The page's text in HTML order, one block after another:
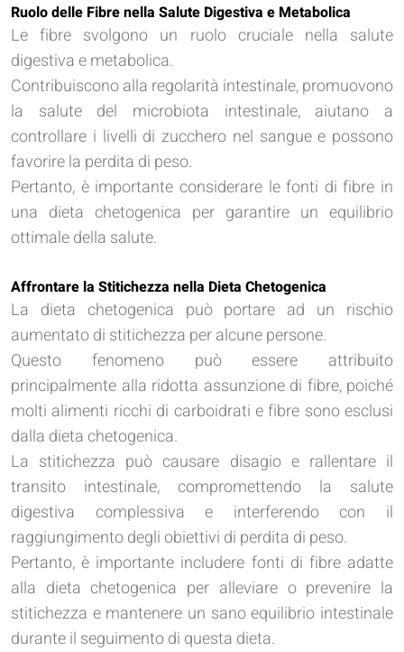
Ruolo delle Fibre nella Salute Digestiva e Metabolica
Le fibre svolgono un ruolo cruciale nella salute
digestiva e metabolica.
Contribuiscono alla regolarità intestinale, promuovono
la salute del microbiota intestinale, aiutano a
controllare i livelli di zucchero nel sangue e possono
favorire la perdita di peso.
Pertanto, è importante considerare le fonti di fibre in
una dieta chetogenica per garantire un equilibrio
ottimale della salute.
Affrontare la Stitichezza nella Dieta Chetogenica
La dieta chetogenica può portare ad un rischio
aumentato di stitichezza per alcune persone.
Questo fenomeno può essere attribuito
principalmente alla ridotta assunzione di fibre, poiché
molti alimenti ricchi di carboidrati e fibre sono esclusi
dalla dieta chetogenica.
La stitichezza può causare disagio e rallentare il
transito intestinale, compromettendo la salute
digestiva complessiva e interferendo con il
raggiungimento degli obiettivi di perdita di peso.
Pertanto, è importante includere fonti di fibre adatte
alla dieta chetogenica per alleviare o prevenire la
stitichezza e mantenere un sano equilibrio intestinale
durante il seguimento di questa dieta.